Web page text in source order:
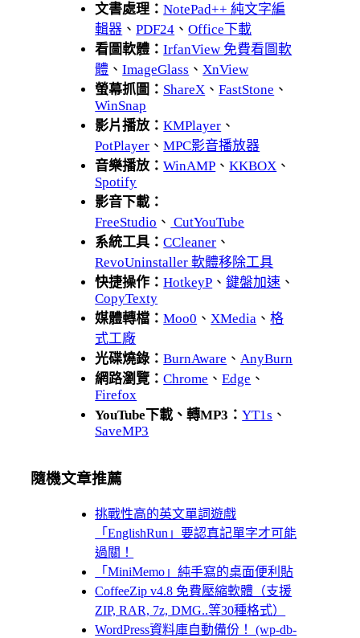
文書處理：NotePad++ 純文字編
輯器 、PDF24 、Office下載
看圖軟體：IrfanView 免費看圖軟
體 、ImageGlass 、 XnView
螢幕抓圖： ShareX 、FastStone 、
WinSnap
影片播放：KMPlayer 、
PotPlayer 、MPC影音播放器
音樂播放：WinAMP 、KKBOX 、
Spotify
影音下載：
FreeStudio 、 CutYouTube
系統工具：CCleaner 、
RevoUninstaller 軟體移除工具
快捷操作：HotkeyP 、鍵盤加速 、
CopyTexty
媒體轉檔：Moo0 、 XMedia 、格
式工廠
光碟燒錄：BurnAware 、 AnyBurn
網路瀏覽：Chrome 、Edge 、
Firefox
YouTube下載、轉MP3：YT1s 、
SaveMP3
隨機文章推薦
挑戰性高的英文單詞遊戲
「EnglishRun」要認真記單字才可能
過關！
「MiniMemo」純手寫的桌面便利貼
CoffeeZip v4.8 免費壓縮軟體（支援
ZIP, RAR, 7z, DMG..等30種格式）
WordPress資料庫自動備份！ (wp-db-